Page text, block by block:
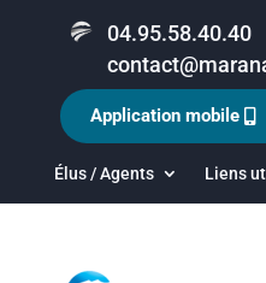
04.95.58.40.40
Élus / Agents Liens
Application mobile